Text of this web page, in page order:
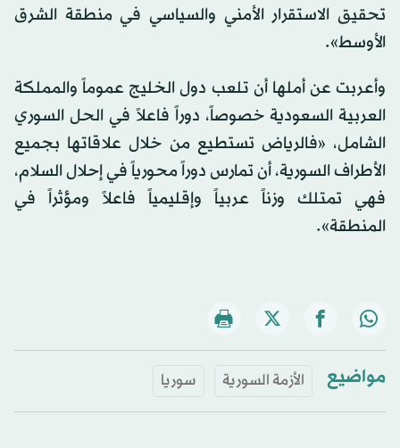
تحقيق الاستقرار الأمني والسياسي في منطقة الشرق
الأوسط».
وأعربت عن أملها أن تلعب دول الخليج عموماً والمملكة
العربية السعودية خصوصاً، دوراً فاعلاً في الحل السوري
الشامل، «فالرياض تستطيع من خلال علاقاتها بجميع
الأطراف السورية، أن تمارس دوراً محورياً في إحلال السلام،
فهي تمتلك وزناً عربياً وإقليمياً فاعلاً ومؤثراً في
المنطقة».
مواضيع الأزمة السورية سوريا